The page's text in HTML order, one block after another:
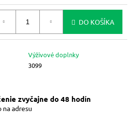
DO KOŠÍKA
Výživové doplnky
3099
zvyčajne do 48 hodín
na adresu